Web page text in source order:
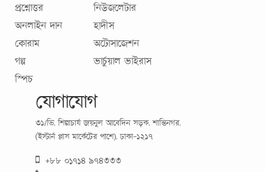
প্রশ্নোত্তর
অনলাইন দান
কোরাম
গল্প
স্পিচ
নিউজলেটার
হাদীস
অটোসাজেশন
ভার্চুয়াল ভাইরাস
যোগাযোগ
৩১/ভি, শিল্পাচার্য জয়নুল আবেদিন সড়ক, শান্তিনগর,
(ইস্টার্ন প্লাস মার্কেটের পাশে), ঢাকা-১২১৭
+৮৮ ০১৭১৪ ৯৭৪৩৩৩